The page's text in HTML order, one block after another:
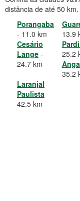
distância de até 50 km.
Porangaba
- 11.0 km
13.9
Cesário
Lange -
24.7 km
25.2
35.2
Laranjal
Paulista -
42.5 km